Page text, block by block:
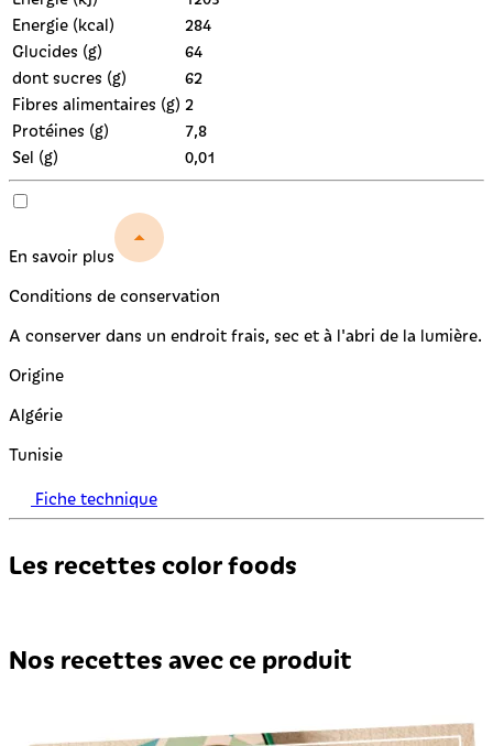
Energie (kcal)
284
Glucides (g)
64
dont sucres (g)
62
Fibres alimentaires (g) 2
Protéines (g)
7,8
Sel (g)
0,01
En savoir plus
Conditions de conservation
A conserver dans un endroit frais, sec et à l'abri de la lumière.
Origine
Algérie
Tunisie
Fiche technique
Les recettes color foods
Nos recettes avec ce produit